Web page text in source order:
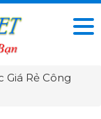
Giá Rẻ Công